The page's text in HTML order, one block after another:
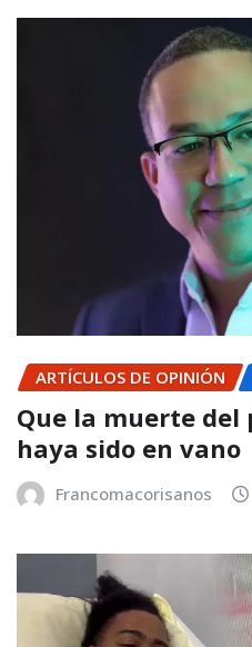
ARTÍCULOS DE OPINIÓN
Que la muerte del
haya sido en vano
Francomacorisanos